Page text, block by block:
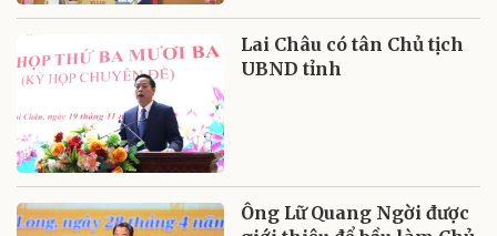
Lai Châu có tân Chủ tịch
UBND tỉnh
Ông Lữ Quang Ngời được